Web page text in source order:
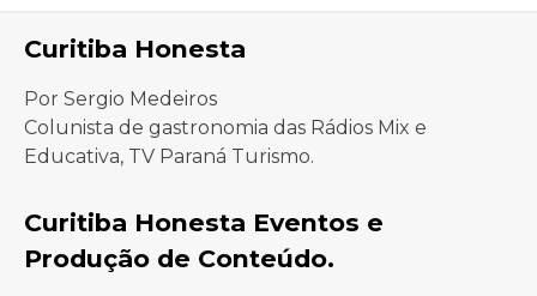
Curitiba Honesta
Por Sergio Medeiros
Colunista de gastronomia das Rádios Mix e
Educativa, TV Paraná Turismo.
Curitiba Honesta Eventos e
Produção de Conteúdo.